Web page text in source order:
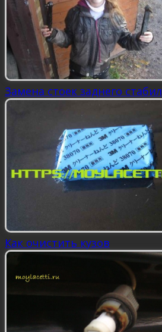
Замена стоек заднего
Как очистить кузов